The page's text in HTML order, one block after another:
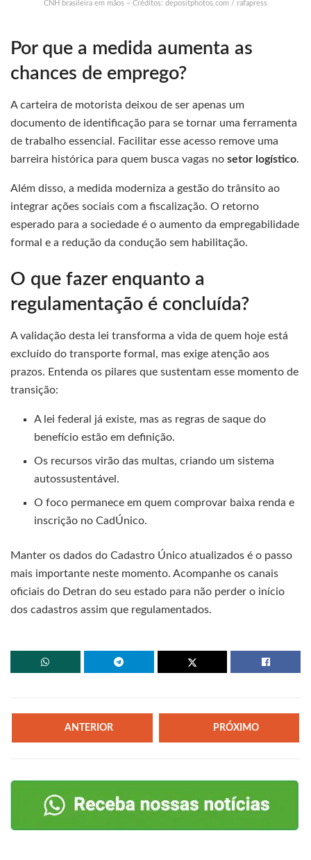
CNH brasileira em mãos – Créditos: depositphotos.com / rafapress
Por que a medida aumenta as
chances de emprego?
A carteira de motorista deixou de ser apenas um
documento de identificação para se tornar uma ferramenta
de trabalho essencial. Facilitar esse acesso remove uma
barreira histórica para quem busca vagas no setor logístico.
Além disso, a medida moderniza a gestão do trânsito ao
integrar ações sociais com a fiscalização. O retorno
esperado para a sociedade é o aumento da empregabilidade
formal e a redução da condução sem habilitação.
O que fazer enquanto a
regulamentação é concluída?
A validação desta lei transforma a vida de quem hoje está
excluído do transporte formal, mas exige atenção aos
prazos. Entenda os pilares que sustentam esse momento de
transição:
A lei federal já existe, mas as regras de saque do
benefício estão em definição.
Os recursos virão das multas, criando um sistema
autossustentável.
O foco permanece em quem comprovar baixa renda e
inscrição no CadÚnico.
Manter os dados do Cadastro Único atualizados é o passo
mais importante neste momento. Acompanhe os canais
oficiais do Detran do seu estado para não perder o início
dos cadastros assim que regulamentados.
ANTERIOR PRÓXIMO